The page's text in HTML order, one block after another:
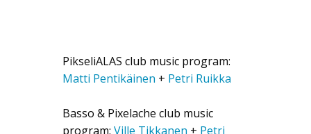
PikseliALAS club music program:
Matti Pentikäinen + Petri Ruikka
Basso & Pixelache club music
program: Ville Tikkanen + Petri